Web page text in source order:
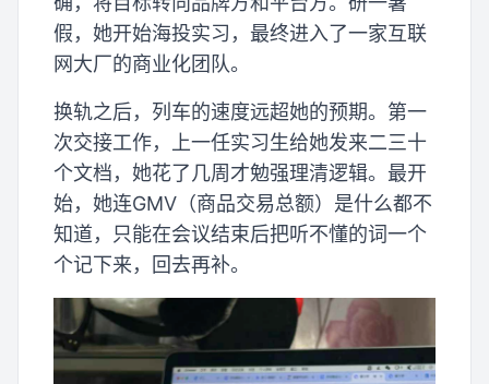
假，她开始海投实习，最终进入了一家互联
网大厂的商业化团队。
换轨之后，列车的速度远超她的预期。第一
次交接工作，上一任实习生给她发来二三十
个文档，她花了几周才勉强理清逻辑。最开
始，她连GMV（商品交易总额）是什么都不
知道，只能在会议结束后把听不懂的词一个
个记下来，回去再补。